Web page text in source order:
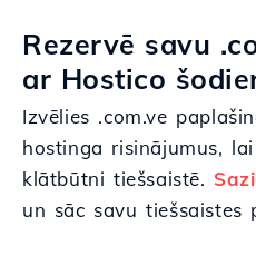
Rezervē savu
ar Hostico
Izvēlies .com.ve
hostinga risinājumus,
klātbūtni tiešsaistē.
un sāc savu tiešsaistes